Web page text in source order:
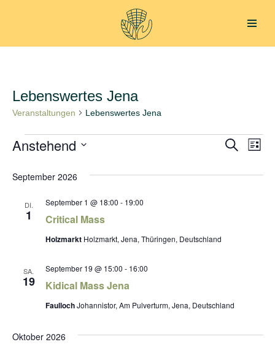
Inhalt
Lebenswertes Jena
Veranstaltungen Lebenswertes Jena
Suche
Liste
Anstehend
wählen.
September 2026
DI.
1 Critical Mass
September 1 @ 18:00 - 19:00
Holzmarkt Holzmarkt, Jena, Thüringen, Deutschland
SA.
19 Kidical Mass Jena
September 19 @ 15:00 - 16:00
FaullochJohannistor, Am Pulverturm, Jena, Deutschland
Oktober 2026